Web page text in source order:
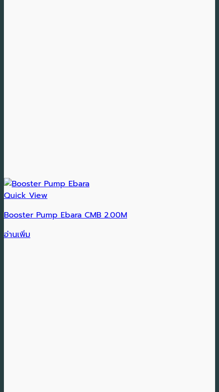
Quick View
Booster Pump Ebara CMB 2.00M
อ่านเพิ่ม